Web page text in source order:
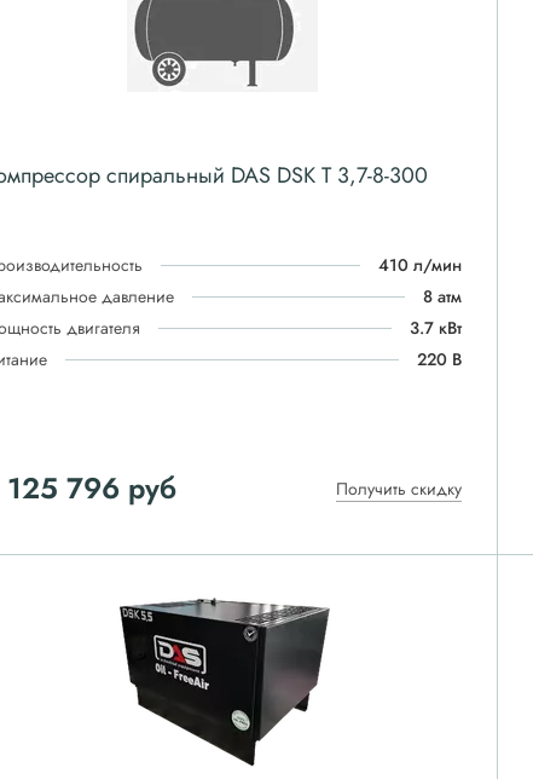
спиральный DAS DSK T 3,7-8-300
410 л/мин
давление
8 атм
двигателя
3.7 кВт
220 В
125 796 руб Получить скидку